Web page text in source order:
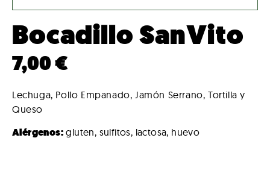
Bocadillo SanVito
7,00€
Lechuga, Pollo Empanado, Jamón Serrano, Tortilla y
Queso
Alérgenos:gluten, sulfitos, lactosa, huevo